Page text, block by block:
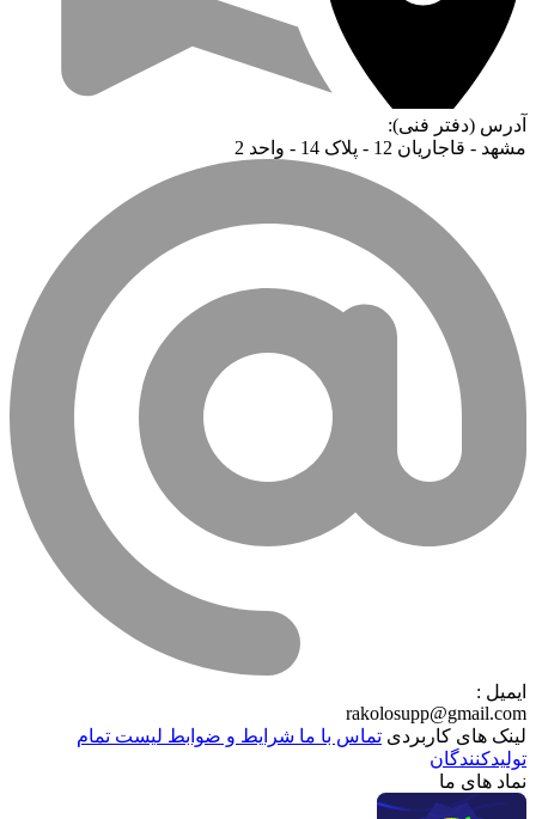
آدرس (دفتر فنی):
مشهد - قاجاریان 12 - پلاک 14 - واحد 2
ایمیل :
rakolosupp@gmail.com
لینک های کاربردی تماس با ماشرایط و ضوابطلیست تمام
تولیدکنندگان
نماد های ما